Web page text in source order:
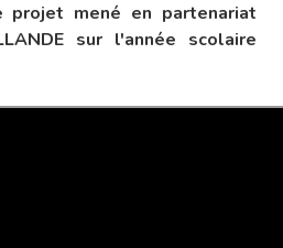
projet mené en partenariat
sur l'année scolaire